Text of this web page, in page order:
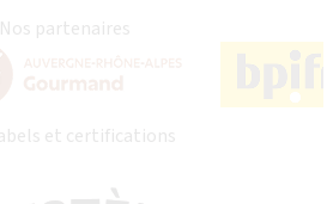
Nos partenaires
et certifications